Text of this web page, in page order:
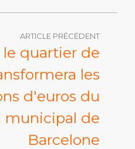
ARTICLE PRÉCÉDENT
le quartier de
les
d'euros du
municipal de
Barcelone